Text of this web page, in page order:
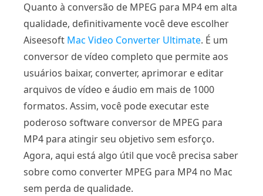
Quanto à conversão de MPEG para MP4 em alta
qualidade, definitivamente você deve escolher
Aiseesoft Mac Video Converter Ultimate. É um
conversor de vídeo completo que permite aos
usuários baixar, converter, aprimorar e editar
arquivos de vídeo e áudio em mais de 1000
formatos. Assim, você pode executar este
poderoso software conversor de MPEG para
MP4 para atingir seu objetivo sem esforço.
Agora, aqui está algo útil que você precisa saber
sobre como converter MPEG para MP4 no Mac
sem perda de qualidade.